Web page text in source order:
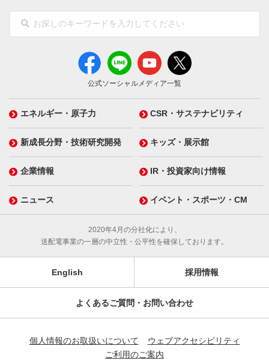
公式ソーシャルメディア一覧
エネルギー・原子力 CSR・サステナビリティ
新成長分野・技術研究開発 キッズ・展示館
企業情報 IR・投資家向け情報
ニュース イベント・スポーツ・CM
2020年4月の分社化により、
送配電事業の一層の中立性・公平性を確保しております。
English 採用情報
よくあるご質問・お問い合わせ
個人情報のお取扱いについて
ウェブアクセシビリティ
ご利用のご案内